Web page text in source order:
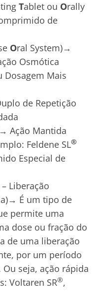
Tablet ou Orally
de
Oral System)→
Osmótica
Dosagem Mais
de Repetição
Ação Mantida
Feldene SL®
Especial de
Liberação
É um tipo de
permite uma
dose ou fração do
de uma liberação
por um período
seja, ação rápida
Voltaren SR®,